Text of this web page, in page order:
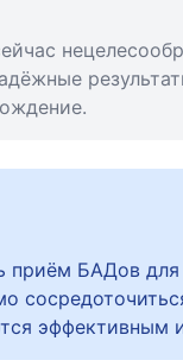
приём БАДов
эффективным